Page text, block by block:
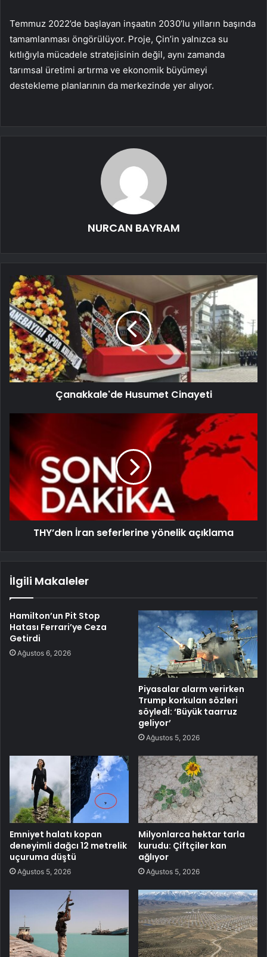
Temmuz 2022’de başlayan inşaatın 2030’lu yılların başında
tamamlanması öngörülüyor. Proje, Çin’in yalnızca su
kıtlığıyla mücadele stratejisinin değil, aynı zamanda
tarımsal üretimi artırma ve ekonomik büyümeyi
destekleme planlarının da merkezinde yer alıyor.
NURCAN BAYRAM
Çanakkale'de Husumet Cinayeti
THY’den İran seferlerine yönelik açıklama
İlgili Makaleler
Hamilton’un Pit Stop
Hatası Ferrari’ye Ceza
Getirdi
Ağustos 6, 2026
Piyasalar alarm verirken
Trump korkulan sözleri
söyledİ: ‘Büyük taarruz
geliyor’
Ağustos 5, 2026
Emniyet halatı kopan
deneyimli dağcı 12 metrelik
uçuruma düştü
Ağustos 5, 2026
Milyonlarca hektar tarla
kurudu: Çiftçiler kan
ağlıyor
Ağustos 5, 2026